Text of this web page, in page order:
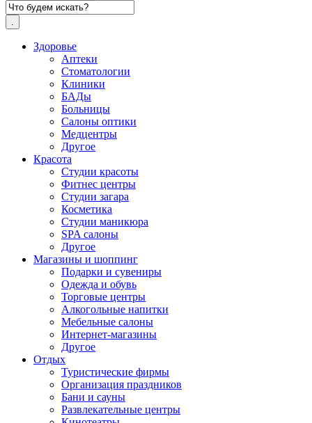
Здоровье
Аптеки
Стоматологии
Клиники
БАДы
Больницы
Салоны оптики
Медцентры
Другое
Красота
Студии красоты
Фитнес центры
Студии загара
Косметика
Студии маникюра
SPA салоны
Другое
Магазины и шоппинг
Подарки и сувениры
Одежда и обувь
Торговые центры
Алкогольные напитки
Мебельные салоны
Интернет-магазины
Другое
Отдых
Туристические фирмы
Организация праздников
Бани и сауны
Развлекательные центры